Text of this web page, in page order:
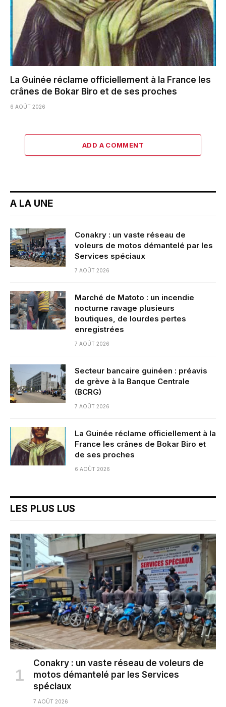
La Guinée réclame officiellement à la France les
crânes de Bokar Biro et de ses proches
6 AOÛT 2026
ADD A COMMENT
A LA UNE
Conakry : un vaste réseau de
voleurs de motos démantelé par les
Services spéciaux
7 AOÛT 2026
Marché de Matoto : un incendie
nocturne ravage plusieurs
boutiques, de lourdes pertes
enregistrées
7 AOÛT 2026
Secteur bancaire guinéen : préavis
de grève à la Banque Centrale
(BCRG)
7 AOÛT 2026
La Guinée réclame officiellement à la
France les crânes de Bokar Biro et
de ses proches
6 AOÛT 2026
LES PLUS LUS
Conakry : un vaste réseau de voleurs de
motos démantelé par les Services
spéciaux
7 AOÛT 2026